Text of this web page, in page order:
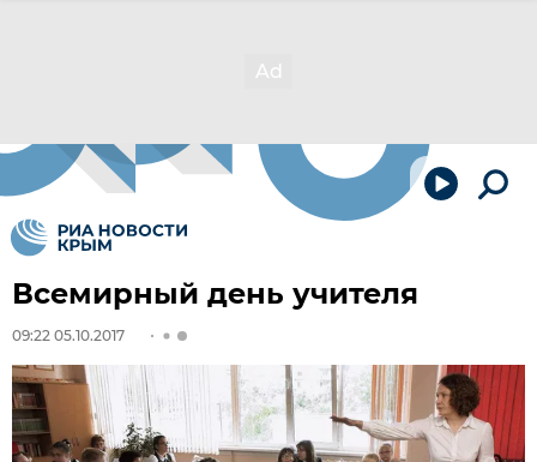
Всемирный день учителя
09:22 05.10.2017